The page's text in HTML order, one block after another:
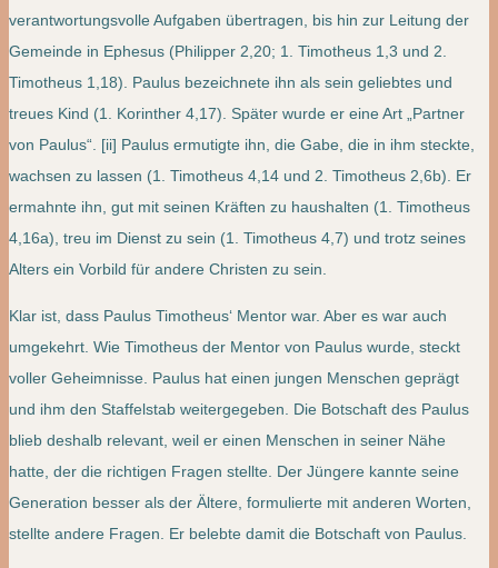
verantwortungsvolle Aufgaben übertragen, bis hin zur Leitung der
Gemeinde in Ephesus (Philipper 2,20; 1. Timotheus 1,3 und 2.
Timotheus 1,18). Paulus bezeichnete ihn als sein geliebtes und
treues Kind (1. Korinther 4,17). Später wurde er eine Art „Partner
von Paulus“. [ii] Paulus ermutigte ihn, die Gabe, die in ihm steckte,
wachsen zu lassen (1. Timotheus 4,14 und 2. Timotheus 2,6b). Er
ermahnte ihn, gut mit seinen Kräften zu haushalten (1. Timotheus
4,16a), treu im Dienst zu sein (1. Timotheus 4,7) und trotz seines
Alters ein Vorbild für andere Christen zu sein.
Klar ist, dass Paulus Timotheus‘ Mentor war. Aber es war auch
umgekehrt. Wie Timotheus der Mentor von Paulus wurde, steckt
voller Geheimnisse. Paulus hat einen jungen Menschen geprägt
und ihm den Staffelstab weitergegeben. Die Botschaft des Paulus
blieb deshalb relevant, weil er einen Menschen in seiner Nähe
hatte, der die richtigen Fragen stellte. Der Jüngere kannte seine
Generation besser als der Ältere, formulierte mit anderen Worten,
stellte andere Fragen. Er belebte damit die Botschaft von Paulus.